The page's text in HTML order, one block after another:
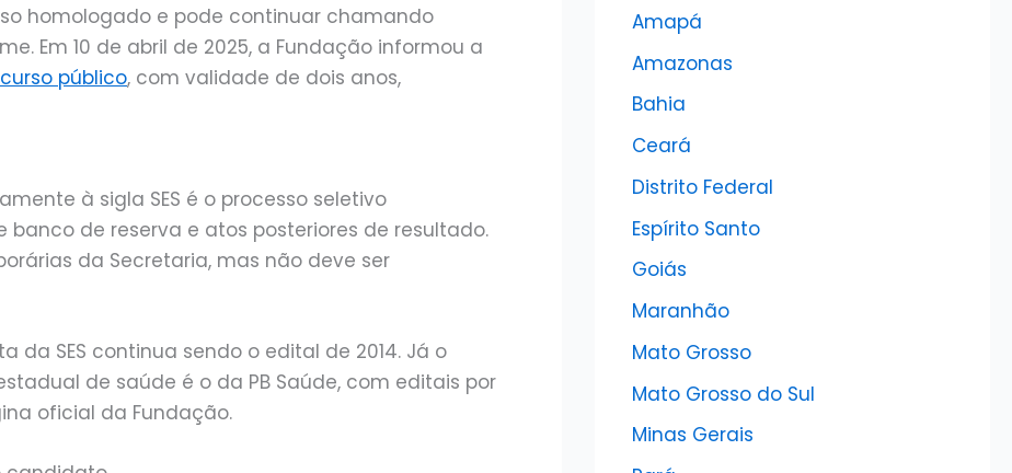
homologado e pode continuar chamando
Em 10 de abril de 2025, a Fundação informou a
público, com validade de dois anos,
à sigla SES é o processo seletivo
banco de reserva e atos posteriores de resultado.
da Secretaria, mas não deve ser
da SES continua sendo o edital de 2014. Já o
de saúde é o da PB Saúde, com editais por
oficial da Fundação.
Amapá
Amazonas
Bahia
Ceará
Distrito Federal
Espírito Santo
Goiás
Maranhão
Mato Grosso
Mato Grosso do Sul
Minas Gerais